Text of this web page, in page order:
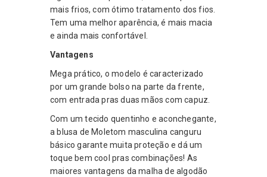
mais frios, com ótimo tratamento dos fios.
Tem uma melhor aparência, é mais macia
e ainda mais confortável.
Vantagens
Mega prático, o modelo é caracterizado
por um grande bolso na parte da frente,
com entrada pras duas mãos com capuz.
Com um tecido quentinho e aconchegante,
a blusa de Moletom masculina canguru
básico garante muita proteção e dá um
toque bem cool pras combinações! As
maiores vantagens da malha de algodão